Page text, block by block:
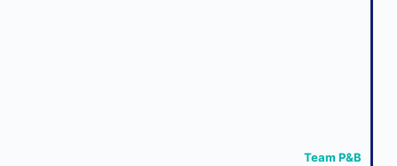
Team P&B